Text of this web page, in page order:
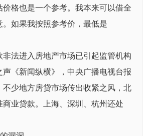
格也是一个参考。我本来可以借全
如果我按照参考价，最低是
法进入房地产市场已引起监管机构
《新闻纵横》，中央广播电视台报
少地方房贷市场传出收紧之风，北
业贷款。上海、深圳、杭州还处